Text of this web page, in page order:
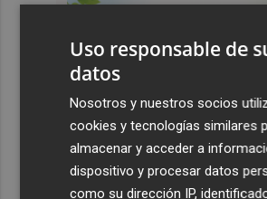
Uso responsable de
datos
Nosotros y nuestros socios
cookies y tecnologías similares
almacenar y acceder a
dispositivo y procesar datos
como su dirección IP,